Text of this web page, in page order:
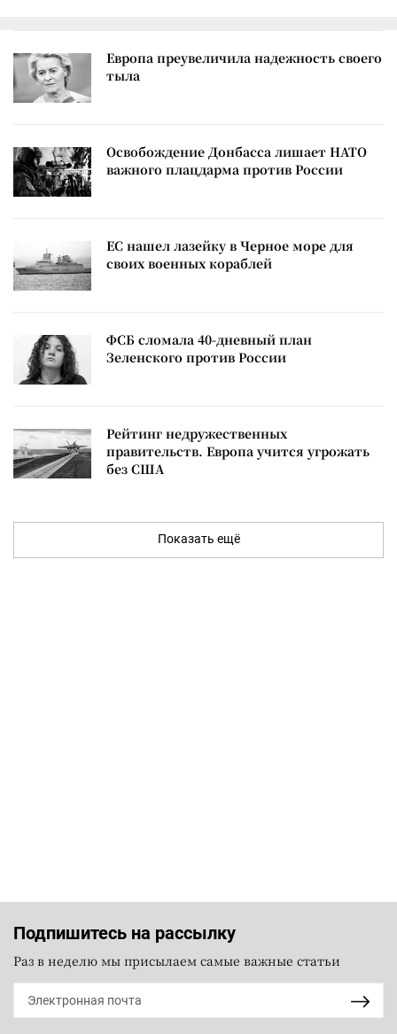
Европа преувеличила надежность своего
тыла
Освобождение Донбасса лишает НАТО
важного плацдарма против России
ЕС нашел лазейку в Черное море для
своих военных кораблей
ФСБ сломала 40-дневный план
Зеленского против России
Рейтинг недружественных
правительств. Европа учится угрожать
без США
Показать ещё
Подпишитесь на рассылку
Раз в неделю мы присылаем самые важные статьи